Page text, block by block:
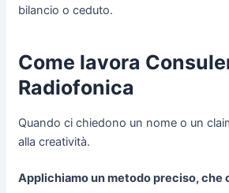
bilancio o ceduto.
Come lavora
Radiofonica
Quando ci chiedono un nome o un
alla creatività.
Applichiamo un metodo preciso, che